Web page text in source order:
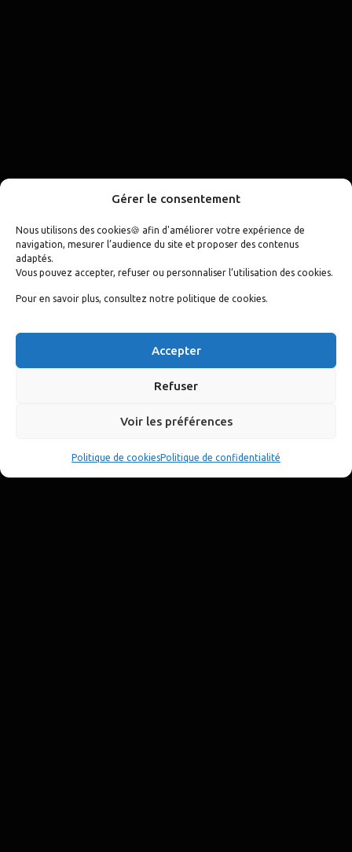
Gérer le consentement
Nous utilisons des cookies🍪 afin d'améliorer votre expérience de
navigation, mesurer l’audience du site et proposer des contenus
adaptés.
Vous pouvez accepter, refuser ou personnaliser l’utilisation des cookies.
Pour en savoir plus, consultez notre politique de cookies.
Accepter
Refuser
Voir les préférences
Politique de cookiesPolitique de confidentialité